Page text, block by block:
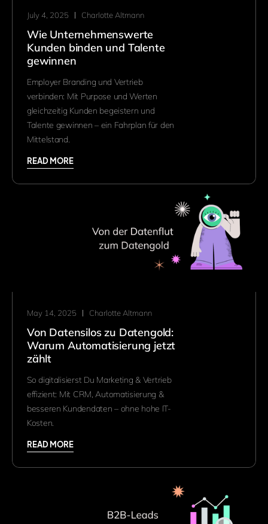
July 4, 2025 Charlotte Altmann
Wie Unternehmenswerte
Kunden binden und Talente
gewinnen
Employer Branding und Vertrieb
verbinden: Mit Purpose und Werten
gleichzeitig Kunden begeistern und
Talente gewinnen – ein Fahrplan für den
Mittelstand.
READ MORE
May 14, 2025 Charlotte Altmann
Von Datensilos zu Datengold:
Warum Automatisierung jetzt
zählt
So digitalisierst Du Marketing & Vertrieb
effizient: Mit CRM, Automatisierung &
besseren Kundendaten – ohne hohe IT-
Kosten.
READ MORE